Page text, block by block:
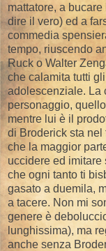
mattatore, a
dire il vero) ed a
commedia
tempo, riuscendo
Ruck o Walter
che calamita tutti
adolescenziale. La
personaggio,
mentre lui è il
di Broderick sta
che la maggior
uccidere ed
che ogni tanto ti
gasato a duemila,
a tacere. Non mi
genere è
lunghissima), ma
anche senza